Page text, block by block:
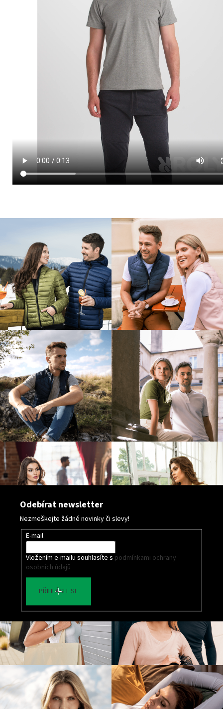
Odebírat newsletter
Nezmeškejte žádné novinky či slevy!
E-mail
Vložením e-mailu souhlasíte s podmínkami ochrany
osobních údajů
PŘIHLÁSIT SE